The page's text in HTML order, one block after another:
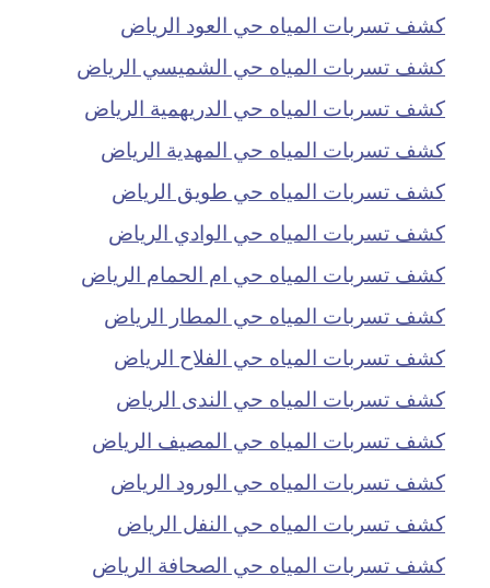
كشف تسربات المياه حي العود الرياض
كشف تسربات المياه حي الشميسي الرياض
كشف تسربات المياه حي الدريهمية الرياض
كشف تسربات المياه حي المهدية الرياض
كشف تسربات المياه حي طويق الرياض
كشف تسربات المياه حي الوادي الرياض
كشف تسربات المياه حي ام الحمام الرياض
كشف تسربات المياه حي المطار الرياض
كشف تسربات المياه حي الفلاح الرياض
كشف تسربات المياه حي الندى الرياض
كشف تسربات المياه حي المصيف الرياض
كشف تسربات المياه حي الورود الرياض
كشف تسربات المياه حي النفل الرياض
كشف تسربات المياه حي الصحافة الرياض